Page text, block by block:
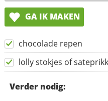
GA IK MAKEN
chocolade repen
lolly stokjes of
Verder nodig: